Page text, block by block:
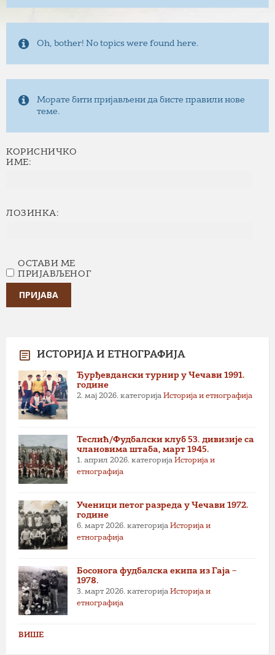
Oh, bother! No topics were found here.
Морате бити пријављени да бисте правили нове
теме.
КОРИСНИЧКО
ИМЕ:
ЛОЗИНКА:
ОСТАВИ МЕ
ПРИЈАВЉЕНОГ
ПРИЈАВА
ИСТОРИЈА И ЕТНОГРАФИЈА
Ђурђевдански турнир у Чечави 1991.
године
2. мај 2026. категорија Историја и етнографија
Теслић/Фудбалски клуб 53. дивизије са
члановима штаба, март 1945.
1. април 2026. категорија Историја и
етнографија
Ученици петог разреда у Чечави 1972.
године
6. март 2026. категорија Историја и
етнографија
Босонога фудбалска екипа из Гаја –
1978.
3. март 2026. категорија Историја и
етнографија
ВИШЕ